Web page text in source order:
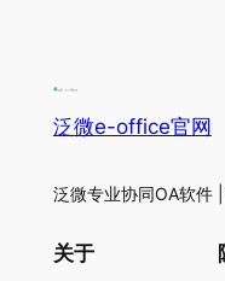
泛微e-office官网
泛微专业协同OA软件
关于